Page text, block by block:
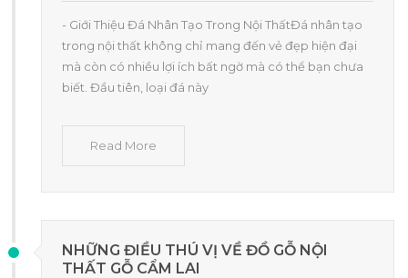
- Giới Thiệu Đá Nhân Tạo Trong Nội ThấtĐá nhân tạo
trong nội thất không chỉ mang đến vẻ đẹp hiện đại
mà còn có nhiều lợi ích bất ngờ mà có thể bạn chưa
biết. Đầu tiên, loại đá này
Read More
NHỮNG ĐIỀU THÚ VỊ VỀ ĐỒ GỖ NỘI
THẤT GỖ CẨM LAI